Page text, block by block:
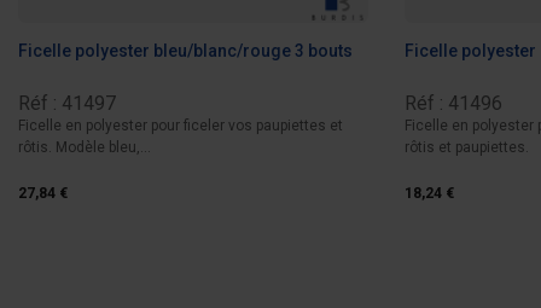
Ficelle polyester bleu/blanc/rouge 3 bouts
Réf : 41497
Ficelle en polyester pour ficeler vos paupiettes et
rôtis. Modèle bleu,...
27,84 €
Ficelle polyester
Réf : 41496
Ficelle en
rôtis et paupiettes.
18,24 €